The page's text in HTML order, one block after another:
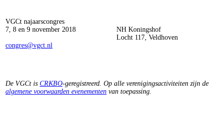
VGCt najaarscongres
7, 8 en 9 november 2018
congres@vgct.nl
NH Koningshof
Locht 117, Veldhoven
De VGCt is CRKBO-geregistreerd. Op alle verenigingsactiviteiten zijn de
algemene voorwaarden evenementen van toepassing.